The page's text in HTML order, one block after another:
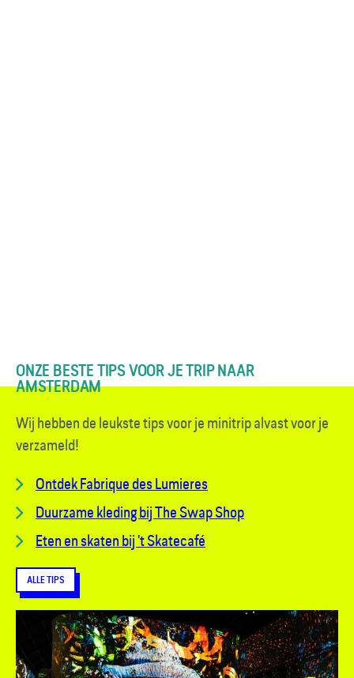
ONZE BESTE TIPS VOOR JE TRIP NAAR
AMSTERDAM
Wij hebben de leukste tips voor je minitrip alvast voor je
verzameld!
Ontdek Fabrique des Lumieres
Duurzame kleding bij The Swap Shop
Eten en skaten bij 't Skatecafé
ALLE TIPS